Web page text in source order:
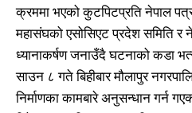
क्रममा भएको कुटपिटप्रति नेपाल
महासंघको एसोसिएट प्रदेश समिति र
ध्यानाकर्षण जनाउँदै घटनाको कडा
साउन ८ गते बिहीबार मौलापुर
निर्माणका कामबारे अनुसन्धान गर्न